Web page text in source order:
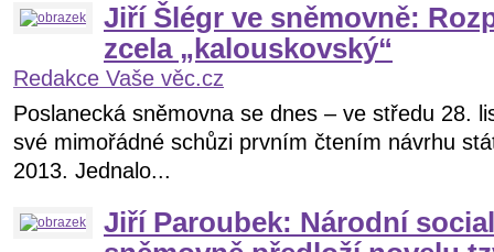
Jiří Šlégr ve sněmovně:
zcela „kalouskovský“
Redakce Vaše věc.cz
Poslanecká sněmovna se dnes – ve středu 28.
své mimořádné schůzi prvním čtením návrhu
2013. Jednalo...
Jiří Paroubek: Národní